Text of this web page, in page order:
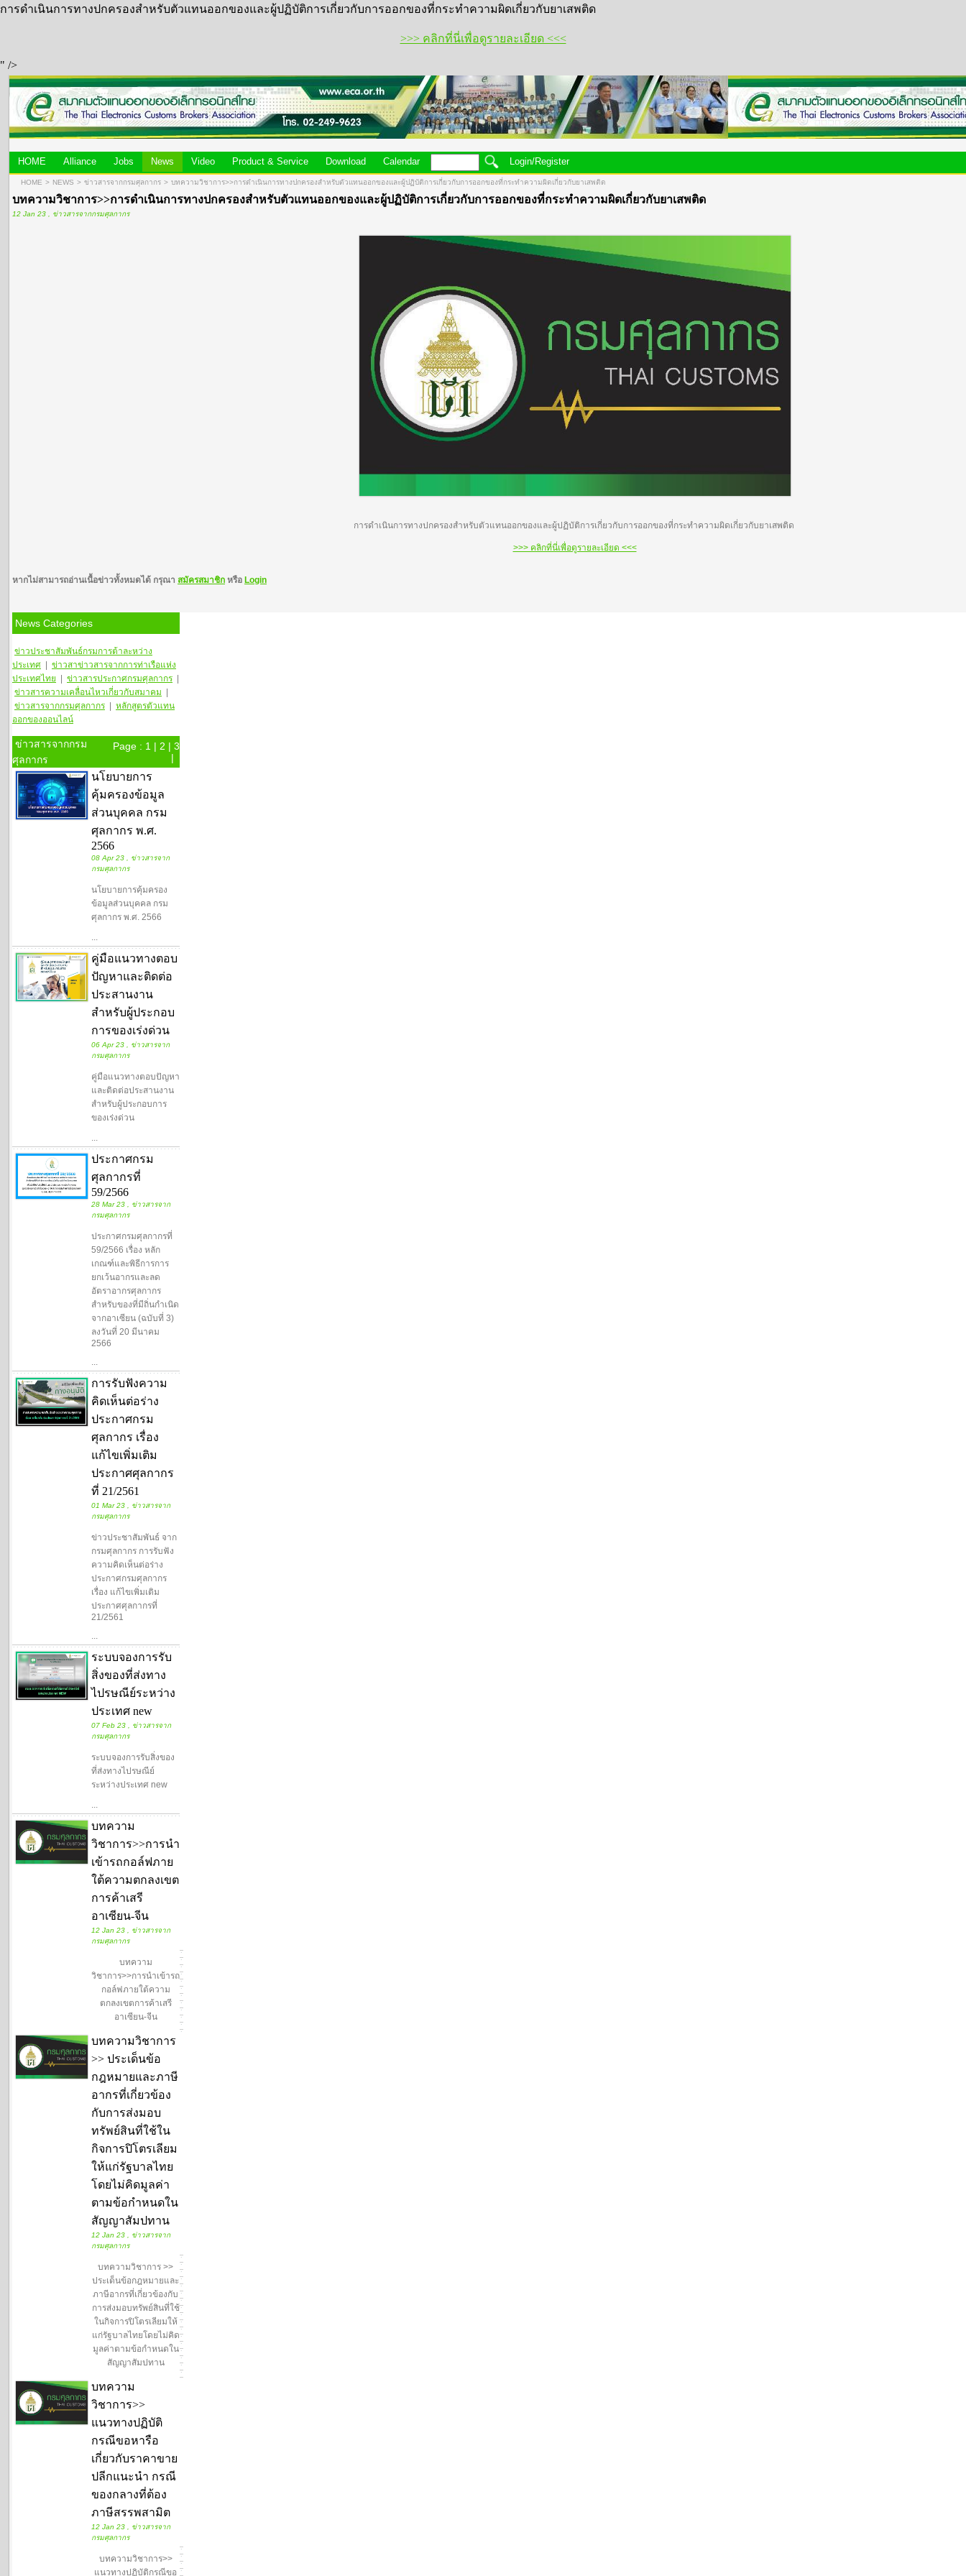
การดำเนินการทางปกครองสำหรับตัวแทนออกของและผู้ปฏิบัติการเกี่ยวกับการออกของที่กระทำความผิดเกี่ยวกับยาเสพติด
>>> คลิกที่นี่เพื่อดูรายละเอียด <<<
" />
HOME Alliance Jobs News Video Product & Service Download Calendar Login/Register
HOME > NEWS > ข่าวสารจากกรมศุลกากร > บทความวิชาการ>>การดำเนินการทางปกครองสำหรับตัวแทนออกของและผู้ปฏิบัติการเกี่ยวกับการออกของที่กระทำความผิดเกี่ยวกับยาเสพติด
บทความวิชาการ>>การดำเนินการทางปกครองสำหรับตัวแทนออกของและผู้ปฏิบัติการเกี่ยวกับการออกของที่กระทำความผิดเกี่ยวกับยาเสพติด
12 Jan 23 , ข่าวสารจากกรมศุลกากร
การดำเนินการทางปกครองสำหรับตัวแทนออกของและผู้ปฏิบัติการเกี่ยวกับการออกของที่กระทำความผิดเกี่ยวกับยาเสพติด
>>> คลิกที่นี่เพื่อดูรายละเอียด <<<
หากไม่สามารถอ่านเนื้อข่าวทั้งหมดได้ กรุณา สมัครสมาชิก หรือ Login
News Categories
ข่าวประชาสัมพันธ์กรมการต้าละหว่าง
ประเทศ
ข่าวสาข่าวสารจากการท่าเรือแห่ง
ประเทศไทย
ข่าวสารประกาศกรมศุลกากร
ข่าวสารความเคลื่อนไหวเกี่ยวกับสมาคม
ข่าวสารจากกรมศุลกากร
หลักสูตรตัวแทน
ออกของออนไลน์
ข่าวสารจากกรม
ศุลกากร
Page : 1 | 2 | 3
|
นโยบายการ
คุ้มครองข้อมูล
ส่วนบุคคล กรม
ศุลกากร พ.ศ.
2566
08 Apr 23 , ข่าวสารจาก
กรมศุลกากร
นโยบายการคุ้มครอง
ข้อมูลส่วนบุคคล กรม
ศุลกากร พ.ศ. 2566
...
คู่มือแนวทางตอบ
ปัญหาและติดต่อ
ประสานงาน
สำหรับผู้ประกอบ
การของเร่งด่วน
06 Apr 23 , ข่าวสารจาก
กรมศุลกากร
คู่มือแนวทางตอบปัญหา
และติดต่อประสานงาน
สำหรับผู้ประกอบการ
ของเร่งด่วน
...
ประกาศกรม
ศุลกากรที่
59/2566
28 Mar 23 , ข่าวสารจาก
กรมศุลกากร
ประกาศกรมศุลกากรที่
59/2566 เรื่อง หลัก
เกณฑ์และพิธีการการ
ยกเว้นอากรและลด
อัตราอากรศุลกากร
สำหรับของที่มีถิ่นกำเนิด
จากอาเซียน (ฉบับที่ 3)
ลงวันที่ 20 มีนาคม
2566
...
การรับฟังความ
คิดเห็นต่อร่าง
ประกาศกรม
ศุลกากร เรื่อง
แก้ไขเพิ่มเติม
ประกาศศุลกากร
ที่ 21/2561
01 Mar 23 , ข่าวสารจาก
กรมศุลกากร
ข่าวประชาสัมพันธ์ จาก
กรมศุลกากร การรับฟัง
ความคิดเห็นต่อร่าง
ประกาศกรมศุลกากร
เรื่อง แก้ไขเพิ่มเติม
ประกาศศุลกากรที่
21/2561
...
ระบบจองการรับ
สิ่งของที่ส่งทาง
ไปรษณีย์ระหว่าง
ประเทศ new
07 Feb 23 , ข่าวสารจาก
กรมศุลกากร
ระบบจองการรับสิ่งของ
ที่ส่งทางไปรษณีย์
ระหว่างประเทศ new
...
บทความ
วิชาการ>>การนำ
เข้ารถกอล์ฟภาย
ใต้ความตกลงเขต
การค้าเสรี
อาเซียน-จีน
12 Jan 23 , ข่าวสารจาก
กรมศุลกากร
บทความ
วิชาการ>>การนำเข้ารถ
กอล์ฟภายใต้ความ
ตกลงเขตการค้าเสรี
อาเซียน-จีน
บทความวิชาการ
>> ประเด็นข้อ
กฎหมายและภาษี
อากรที่เกี่ยวข้อง
กับการส่งมอบ
ทรัพย์สินที่ใช้ใน
กิจการปิโตรเลียม
ให้แก่รัฐบาลไทย
โดยไม่คิดมูลค่า
ตามข้อกำหนดใน
สัญญาสัมปทาน
12 Jan 23 , ข่าวสารจาก
กรมศุลกากร
บทความวิชาการ >>
ประเด็นข้อกฎหมายและ
ภาษีอากรที่เกี่ยวข้องกับ
การส่งมอบทรัพย์สินที่ใช้
ในกิจการปิโตรเลียมให้
แก่รัฐบาลไทยโดยไม่คิด
มูลค่าตามข้อกำหนดใน
สัญญาสัมปทาน
บทความ
วิชาการ>>
แนวทางปฏิบัติ
กรณีขอหารือ
เกี่ยวกับราคาขาย
ปลีกแนะนำ กรณี
ของกลางที่ต้อง
ภาษีสรรพสามิต
12 Jan 23 , ข่าวสารจาก
กรมศุลกากร
บทความวิชาการ>>
แนวทางปฏิบัติกรณีขอ